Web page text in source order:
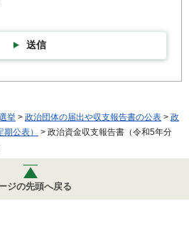
送信
挙 > 政治団体の届出や収支報告書の公表 > 政
公表）
> 政治資金収支報告書（令和5年分
ジの先頭へ戻る